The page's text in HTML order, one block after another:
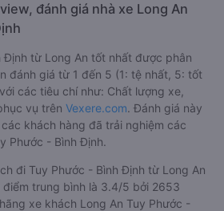
đánh giá nhà xe Long An
Định từ Long An tốt nhất được phân
đánh giá từ 1 đến 5 (1: tệ nhất, 5: tốt
các tiêu chí như: Chất lượng xe,
vụ trên Vexere.com. Đánh giá này
khách hàng đã trải nghiệm các
Phước - Bình Định.
đi Tuy Phước - Bình Định từ Long An
trung bình là 3.4/5 bởi 2653
xe khách Long An Tuy Phước -